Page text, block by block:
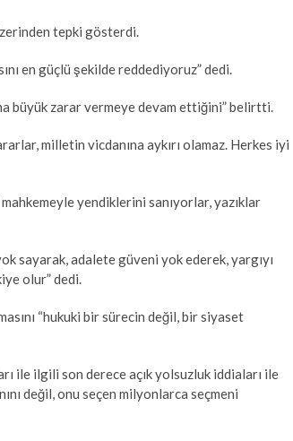
tepki gösterdi.
en güçlü şekilde reddediyoruz” dedi.
büyük zarar vermeye devam ettiğini” belirtti.
milletin vicdanına aykırı olamaz. Herkes iyi
mahkemeyle yendiklerini sanıyorlar, yazıklar
sayarak, adalete güveni yok ederek, yargıyı
olur” dedi.
“hukuki bir sürecin değil, bir siyaset
ile ilgili son derece açık yolsuzluk iddiaları ile
değil, onu seçen milyonlarca seçmeni